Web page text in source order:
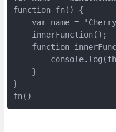
function fn() {
var name =
    innerFunction();
function
    }
}
fn()